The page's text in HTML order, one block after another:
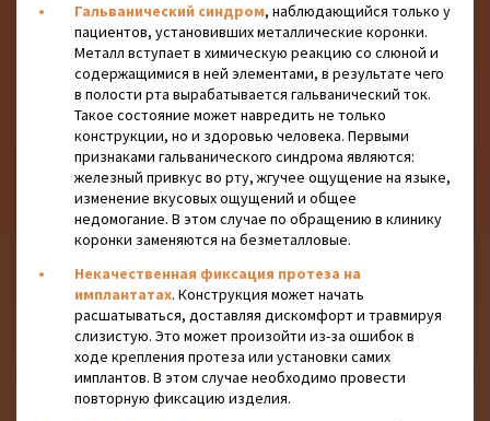
Гальванический синдром, наблюдающийся только у
пациентов, установивших металлические коронки.
Металл вступает в химическую реакцию со слюной и
содержащимися в ней элементами, в результате чего
в полости рта вырабатывается гальванический ток.
Такое состояние может навредить не только
конструкции, но и здоровью человека. Первыми
признаками гальванического синдрома являются:
железный привкус во рту, жгучее ощущение на языке,
изменение вкусовых ощущений и общее
недомогание. В этом случае по обращению в клинику
коронки заменяются на безметалловые.
Некачественная фиксация протеза на
имплантатах. Конструкция может начать
расшатываться, доставляя дискомфорт и травмируя
слизистую. Это может произойти из-за ошибок в
ходе крепления протеза или установки самих
имплантов. В этом случае необходимо провести
повторную фиксацию изделия.